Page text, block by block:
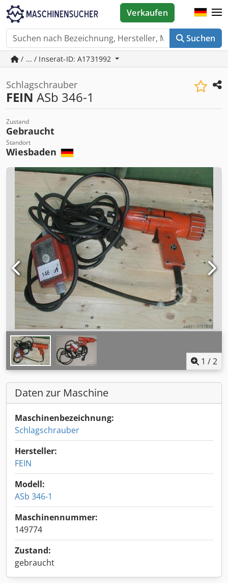
Suchen
Verkaufen
/ ... / Inserat-ID: A1731992
Schlagschrauber
FEIN ASb 346-1
Zustand
Gebraucht
Standort
Wiesbaden
1 /2
Daten zur Maschine
Maschinenbezeichnung:
Schlagschrauber
Hersteller:
FEIN
Modell:
ASb 346-1
Maschinennummer:
149774
Zustand:
gebraucht